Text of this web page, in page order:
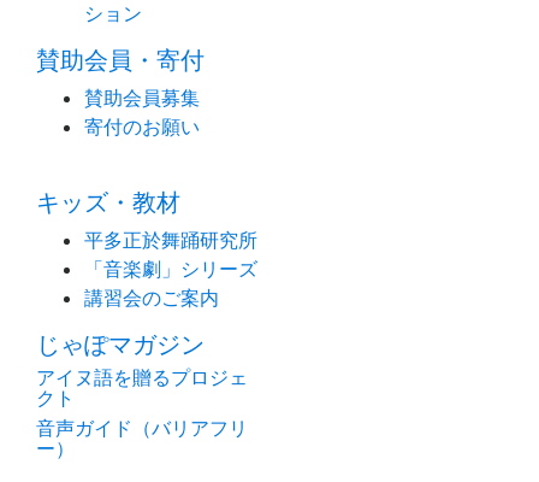
ション
賛助会員・寄付
賛助会員募集
寄付のお願い
キッズ・教材
平多正於舞踊研究所
「音楽劇」シリーズ
講習会のご案内
じゃぽマガジン
アイヌ語を贈るプロジェ
クト
音声ガイド（バリアフリ
ー）